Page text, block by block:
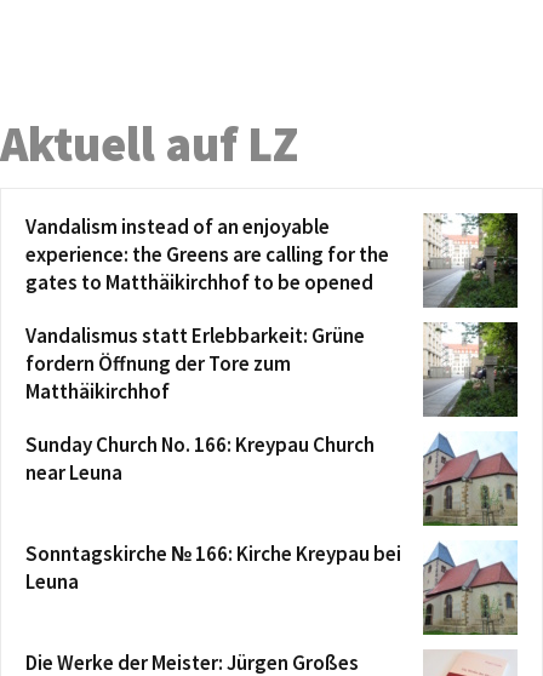
Aktuell auf LZ
Vandalism instead of an enjoyable
experience: the Greens are calling for the
gates to Matthäikirchhof to be opened
Vandalismus statt Erlebbarkeit: Grüne
fordern Öffnung der Tore zum
Matthäikirchhof
Sunday Church No. 166: Kreypau Church
near Leuna
Sonntagskirche № 166: Kirche Kreypau bei
Leuna
Die Werke der Meister: Jürgen Großes